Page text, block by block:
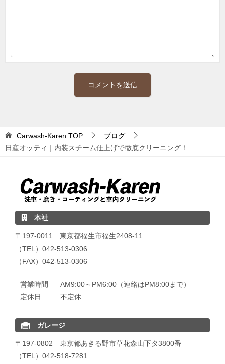
Carwash-Karen TOP
ブログ
日産オッティ｜内装スチーム仕上げで徹底クリーニング！
本社
〒197-0011 東京都福生市福生2408-11
（TEL）042-513-0306
（FAX）042-513-0306
営業時間
AM9:00～PM6:00（連絡はPM8:00まで）
定休日
不定休
ガレージ
〒197-0802 東京都あきる野市草花森山下タ3800番
（TEL）042-518-7281